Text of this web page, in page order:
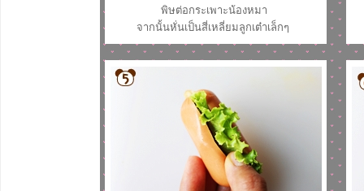
พิษต่อกระเพาะน้องหมา
จากนั้นหั่นเป็นสี่เหลี่ยมลูกเต๋าเล็กๆ